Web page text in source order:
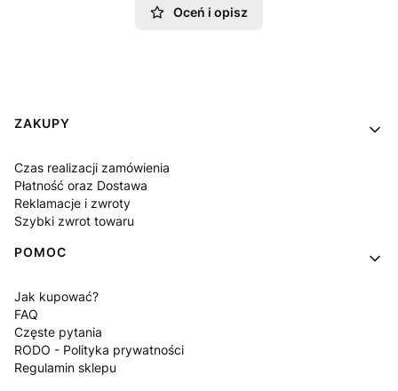
Oceń i opisz
Linki w stopce
ZAKUPY
Czas realizacji zamówienia
Płatność oraz Dostawa
Reklamacje i zwroty
Szybki zwrot towaru
POMOC
Jak kupować?
FAQ
Częste pytania
RODO - Polityka prywatności
Regulamin sklepu